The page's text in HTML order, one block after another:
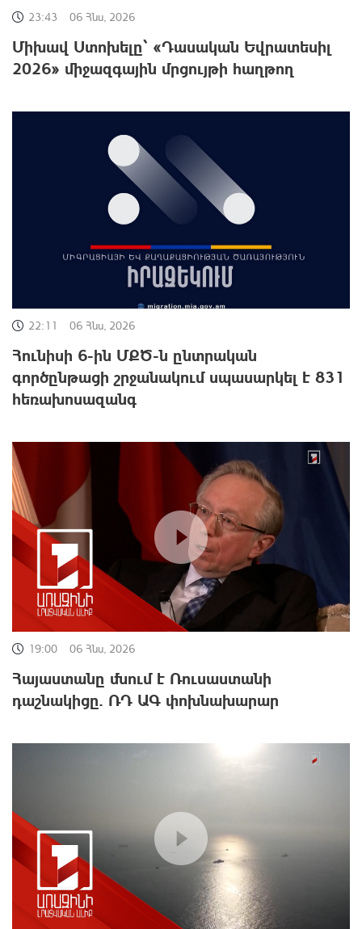
23:43 06 Հնս, 2026
Միխավ Ստոխելը` «Դասական Եվրատեսիլ
2026» միջազգային մրցույթի հաղթող
22:11 06 Հնս, 2026
Հունիսի 6-ին ՄՔԾ-ն ընտրական
գործընթացի շրջանակում սպասարկել է 831
հեռախոսազանգ
19:00 06 Հնս, 2026
Հայաստանը մնում է Ռուսաստանի
դաշնակիցը. ՌԴ ԱԳ փոխնախարար